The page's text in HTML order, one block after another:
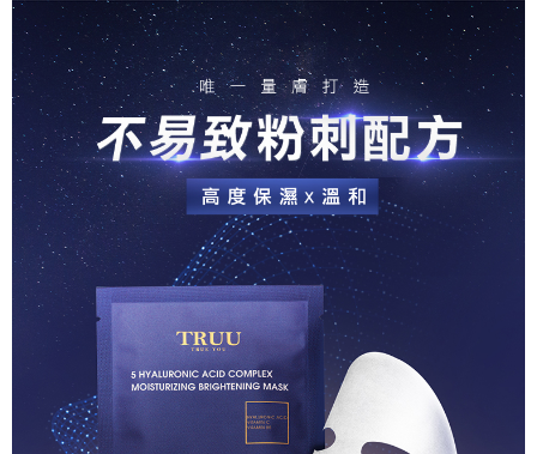
【注意事項】
1.本服務係由「台灣大哥大股份有限公司」（以下簡稱本公司）所提供，讓
用戶於交易時，得透過本服務購買商品或服務，並由商店將買賣／分期付款
買賣價金債權讓與本公司後，依約使用本公司帳單繳交帳款。
2.基於同意付款使用「大哥付你分期」之契約關係目的，商店將以您的個人
資料（包含姓名、電話或地址）提供予台灣大哥大進項蒐集、處理及利用，
由本公司與您本人進行分期帳單所需資料之確認、核對及更正。
3.完整用戶服務條款，請詳閱以下連結：
https://oppay.tw/userRule
３．收到繳費通知簡訊後14天內，點擊此簡訊中的連結，可透過四大超商／
ATM／網路銀行／等多元方式進行付款，方視為交易完成。
※ 請注意：結帳手續完成當下不需立刻繳費，但若您需要取消訂單，請聯絡
購買商品的店家。未經商家同意取消之訂單仍視為有效，需透過AFTEE先享
後付繳納相關費用。
※ 交易是否成功請以「AFTEE先享後付 」之結帳頁面顯示為準，若有關於
是否繳費成功／繳費後需取消欲退款等相關疑問，請聯繫「AFTEE先享後付
客戶支援中心」https://netprotections.freshdesk.com/support/home
【注意事項】
１．透過由恩沛科技股份有限公司提供之「AFTEE先享後付」服務完成之交
易，需依本服務之必要範圍內提供個人資料，並將交易相關給付款項請求債
權轉讓予恩沛科技股份有限公司。
２．關於個人資料處理事宜，請瀏覽以下網址：
https://aftee.tw/terms/#terms3
３．未成年的使用者請事先徵得法定代理人或監護人之同意方可使用
「AFTEE先享後付」，若未經同意申辦者引起之損失，本公司不負相關責
４．使用「AFTEE先享後付」時，將依據個別帳號之用戶狀況，依本公司即
時審查核予不同之上限額度；若仍有額度不足之情形，本公司將視審查結果
請求用戶進行身份認證。
付款後全家取貨
每筆NT$80，滿NT$1,880(含以上)免運費
萊爾富取貨付款
每筆NT$80，滿NT$2,000(含以上)免運費
付款後萊爾富取貨
每筆NT$80，滿NT$1,880(含以上)免運費
7-11取貨付款
每筆NT$80，滿NT$2,000(含以上)免運費
付款後7-11取貨
每筆NT$80，滿NT$1,880(含以上)免運費
台灣宅配(便利帶)
每筆NT$80，滿NT$1,880(含以上)免運費